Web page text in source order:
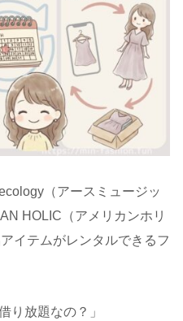
（アースミュージッ
HOLIC（アメリカンホリ
イテムがレンタルできるフ
り放題なの？」